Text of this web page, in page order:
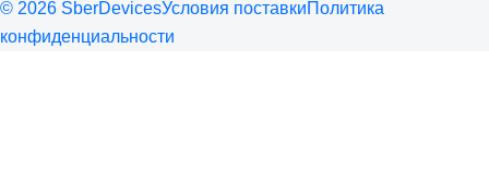
© 2026 SberDevicesУсловия поставкиПолитика
конфиденциальности